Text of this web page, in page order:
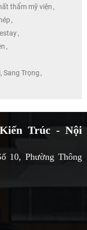
thẩm mỹ viện ,
,
,
,
Sang Trọng ,
Trúc - Nội
10, Phường Thông